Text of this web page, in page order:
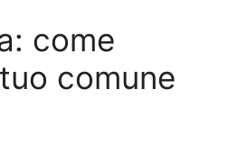
come
comune